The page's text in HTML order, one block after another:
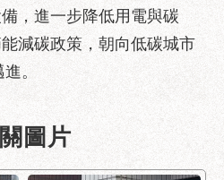
，進一步降低用電與碳
減碳政策，朝向低碳城市
。
圖片